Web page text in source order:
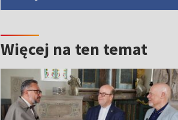
Więcej na ten temat